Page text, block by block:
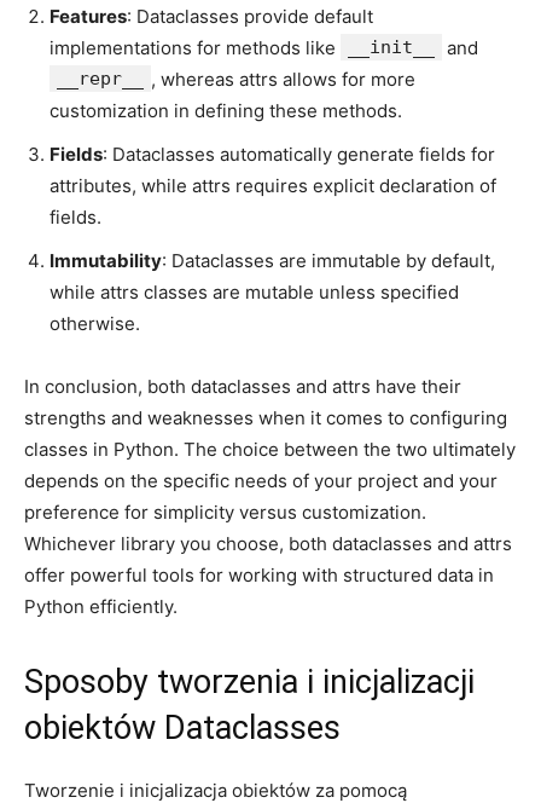
Features: ⁣Dataclasses provide default
implementations for​ methods like
__init__ and⁤
__repr__
,‍ whereas attrs allows for more
customization in defining these ‍methods.
Fields: ​Dataclasses automatically‌ generate fields for
attributes, ⁢while attrs requires explicit declaration of
fields.
Immutability:‌ Dataclasses are ‍immutable by default,
while attrs ‍classes are mutable unless specified
otherwise.
In conclusion, both dataclasses​ and⁢ attrs⁤ have their
strengths and weaknesses when it comes ‌to configuring
classes in ⁤Python. The ⁢choice between the two ultimately
depends ⁢on ‍the specific needs of your project and your
preference for⁣ simplicity versus customization.
Whichever library you choose, both dataclasses and attrs
offer powerful tools for working with⁣ structured data in
Python ⁢efficiently.
Sposoby tworzenia i inicjalizacji
obiektów Dataclasses
Tworzenie ‍i inicjalizacja obiektów za pomocą ⁢